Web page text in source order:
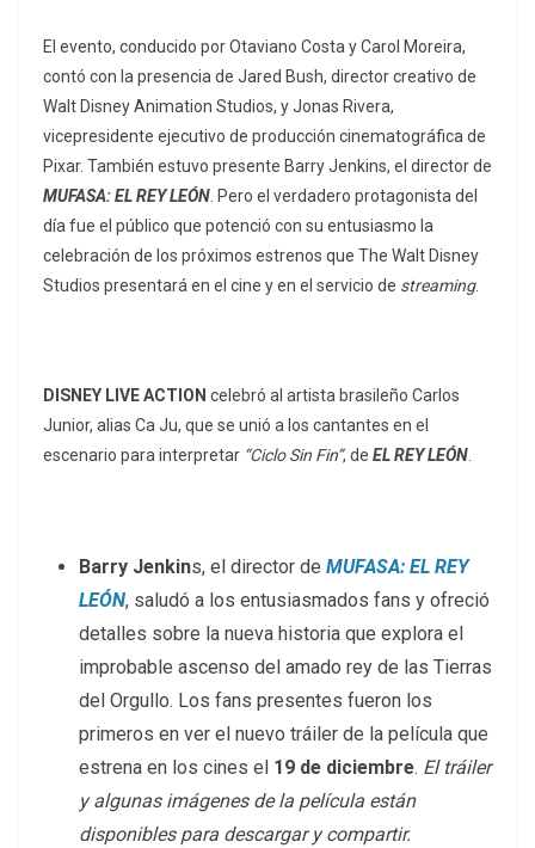
El evento, conducido por Otaviano Costa y Carol Moreira,
contó con la presencia de Jared Bush, director creativo de
Walt Disney Animation Studios, y Jonas Rivera,
vicepresidente ejecutivo de producción cinematográfica de
Pixar. También estuvo presente Barry Jenkins, el director de
MUFASA: EL REY LEÓN . Pero el verdadero protagonista del
día fue el público que potenció con su entusiasmo la
celebración de los próximos estrenos que The Walt Disney
Studios presentará en el cine y en el servicio de streaming.
DISNEY LIVE ACTION celebró al artista brasileño Carlos
Junior, alias Ca Ju, que se unió a los cantantes en el
escenario para interpretar “Ciclo Sin Fin”, de EL REY LEÓN
Barry Jenkins, el director de MUFASA: EL REY
LEÓN, saludó a los entusiasmados fans y ofreció
detalles sobre la nueva historia que explora el
improbable ascenso del amado rey de las Tierras
del Orgullo. Los fans presentes fueron los
primeros en ver el nuevo tráiler de la película que
estrena en los cines el 19 de diciembre. El tráiler
y algunas imágenes de la película están
disponibles para descargar y compartir.